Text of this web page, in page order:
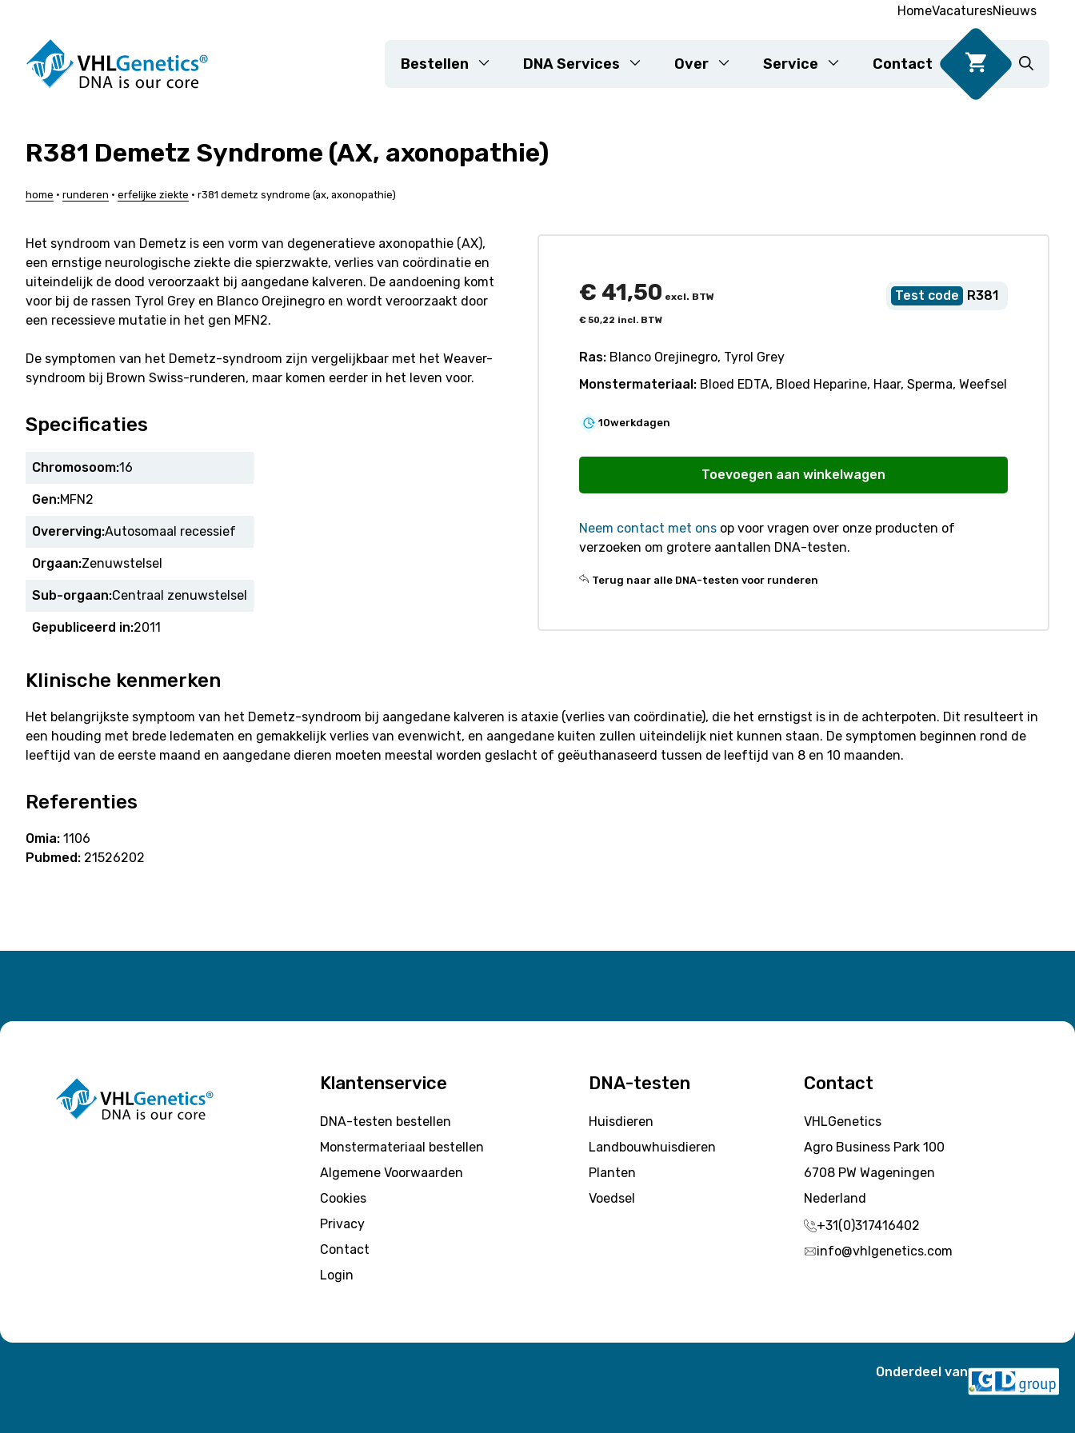
inhoud
HomeVacaturesNieuws
Bestellen DNA Services
Honden
Paarden
Duiven
Runderen
Schapen
Maatwerk landbouwhuisdieren
Markerontwikkeling
Rassencontrole &
zuiverheidsverificatie
Maatwerk planten
Over Service Contact
R381 Demetz Syndrome (AX, axonopathie)
home • runderen • erfelijke ziekte • r381 demetz syndrome (ax, axonopathie)
R381
€ 41,50 excl. BTW
€50,22 incl. BTW
Ras: Blanco Orejinegro, Tyrol Grey
Monstermateriaal: Bloed EDTA, Bloed Heparine, Haar, Sperma, Weefsel
10werkdagen
Syndrome
axonopathie)
aantal
Toevoegen aan winkelwagen
Neem contact met ons op voor vragen over onze producten of
verzoeken om grotere aantallen DNA-testen.
Terug naar alle DNA-testen voor runderen
Het syndroom van Demetz is een vorm van degeneratieve axonopathie (AX),
een ernstige neurologische ziekte die spierzwakte, verlies van coördinatie en
uiteindelijk de dood veroorzaakt bij aangedane kalveren. De aandoening komt
voor bij de rassen Tyrol Grey en Blanco Orejinegro en wordt veroorzaakt door
een recessieve mutatie in het gen MFN2.
De symptomen van het Demetz-syndroom zijn vergelijkbaar met het Weaver-
syndroom bij Brown Swiss-runderen, maar komen eerder in het leven voor.
Specificaties
Chromosoom:16
Gen:MFN2
Overerving:Autosomaal recessief
Orgaan:Zenuwstelsel
Sub-orgaan:Centraal zenuwstelsel
Gepubliceerd in:2011
Klinische kenmerken
Het belangrijkste symptoom van het Demetz-syndroom bij aangedane kalveren is ataxie (verlies van coördinatie), die het ernstigst is in de achterpoten. Dit resulteert in
een houding met brede ledematen en gemakkelijk verlies van evenwicht, en aangedane kuiten zullen uiteindelijk niet kunnen staan. De symptomen beginnen rond de
leeftijd van de eerste maand en aangedane dieren moeten meestal worden geslacht of geëuthanaseerd tussen de leeftijd van 8 en 10 maanden.
Referenties
Omia: 1106
Pubmed: 21526202
Klantenservice
DNA-testen bestellen
Monstermateriaal bestellen
Algemene Voorwaarden
Cookies
Privacy
Contact
Login
DNA-testen
Huisdieren
Landbouwhuisdieren
Planten
Voedsel
Contact
VHLGenetics
Agro Business Park 100
6708 PW Wageningen
Nederland
+31(0)317416402
info@vhlgenetics.com
Onderdeel van